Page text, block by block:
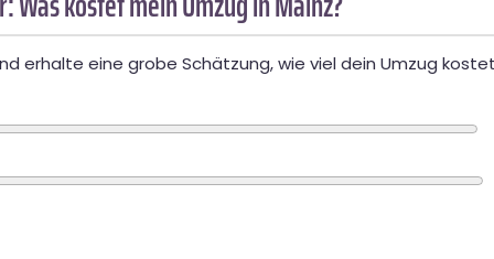
erhalte eine grobe Schätzung, wie viel dein Umzug